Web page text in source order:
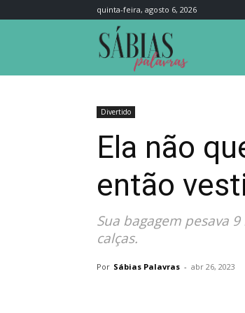
quinta-feira, agosto 6, 2026
Divertido
Ela não
então
Sua bagagem pesava
calças.
Por Sábias Palavras - abr 26, 2023